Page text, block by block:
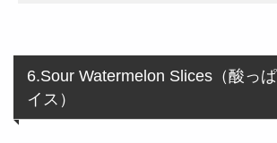
6.Sour Watermelon Slices（酸っ
イス）